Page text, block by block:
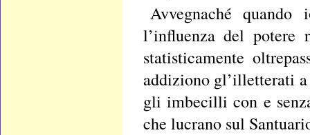
Avvegnaché
l’influenza del
statisticamente
addiziono gl’illetterati
gli imbecilli con e
che lucrano sul